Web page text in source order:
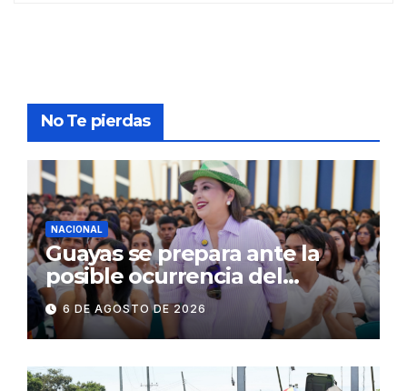
No Te pierdas
NACIONAL
Guayas se prepara ante la
posible ocurrencia del
fenómeno de El Niño:
Gobierno Nacional capacita a
2.500 jóvenes
6 DE AGOSTO DE 2026